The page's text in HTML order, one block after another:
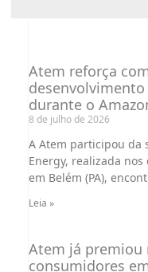
Atem reforça
durante o
8 de julho de 2026
A Atem participou da
Energy, realizada
em Belém (PA),
Leia »
Atem já premiou
consumidores